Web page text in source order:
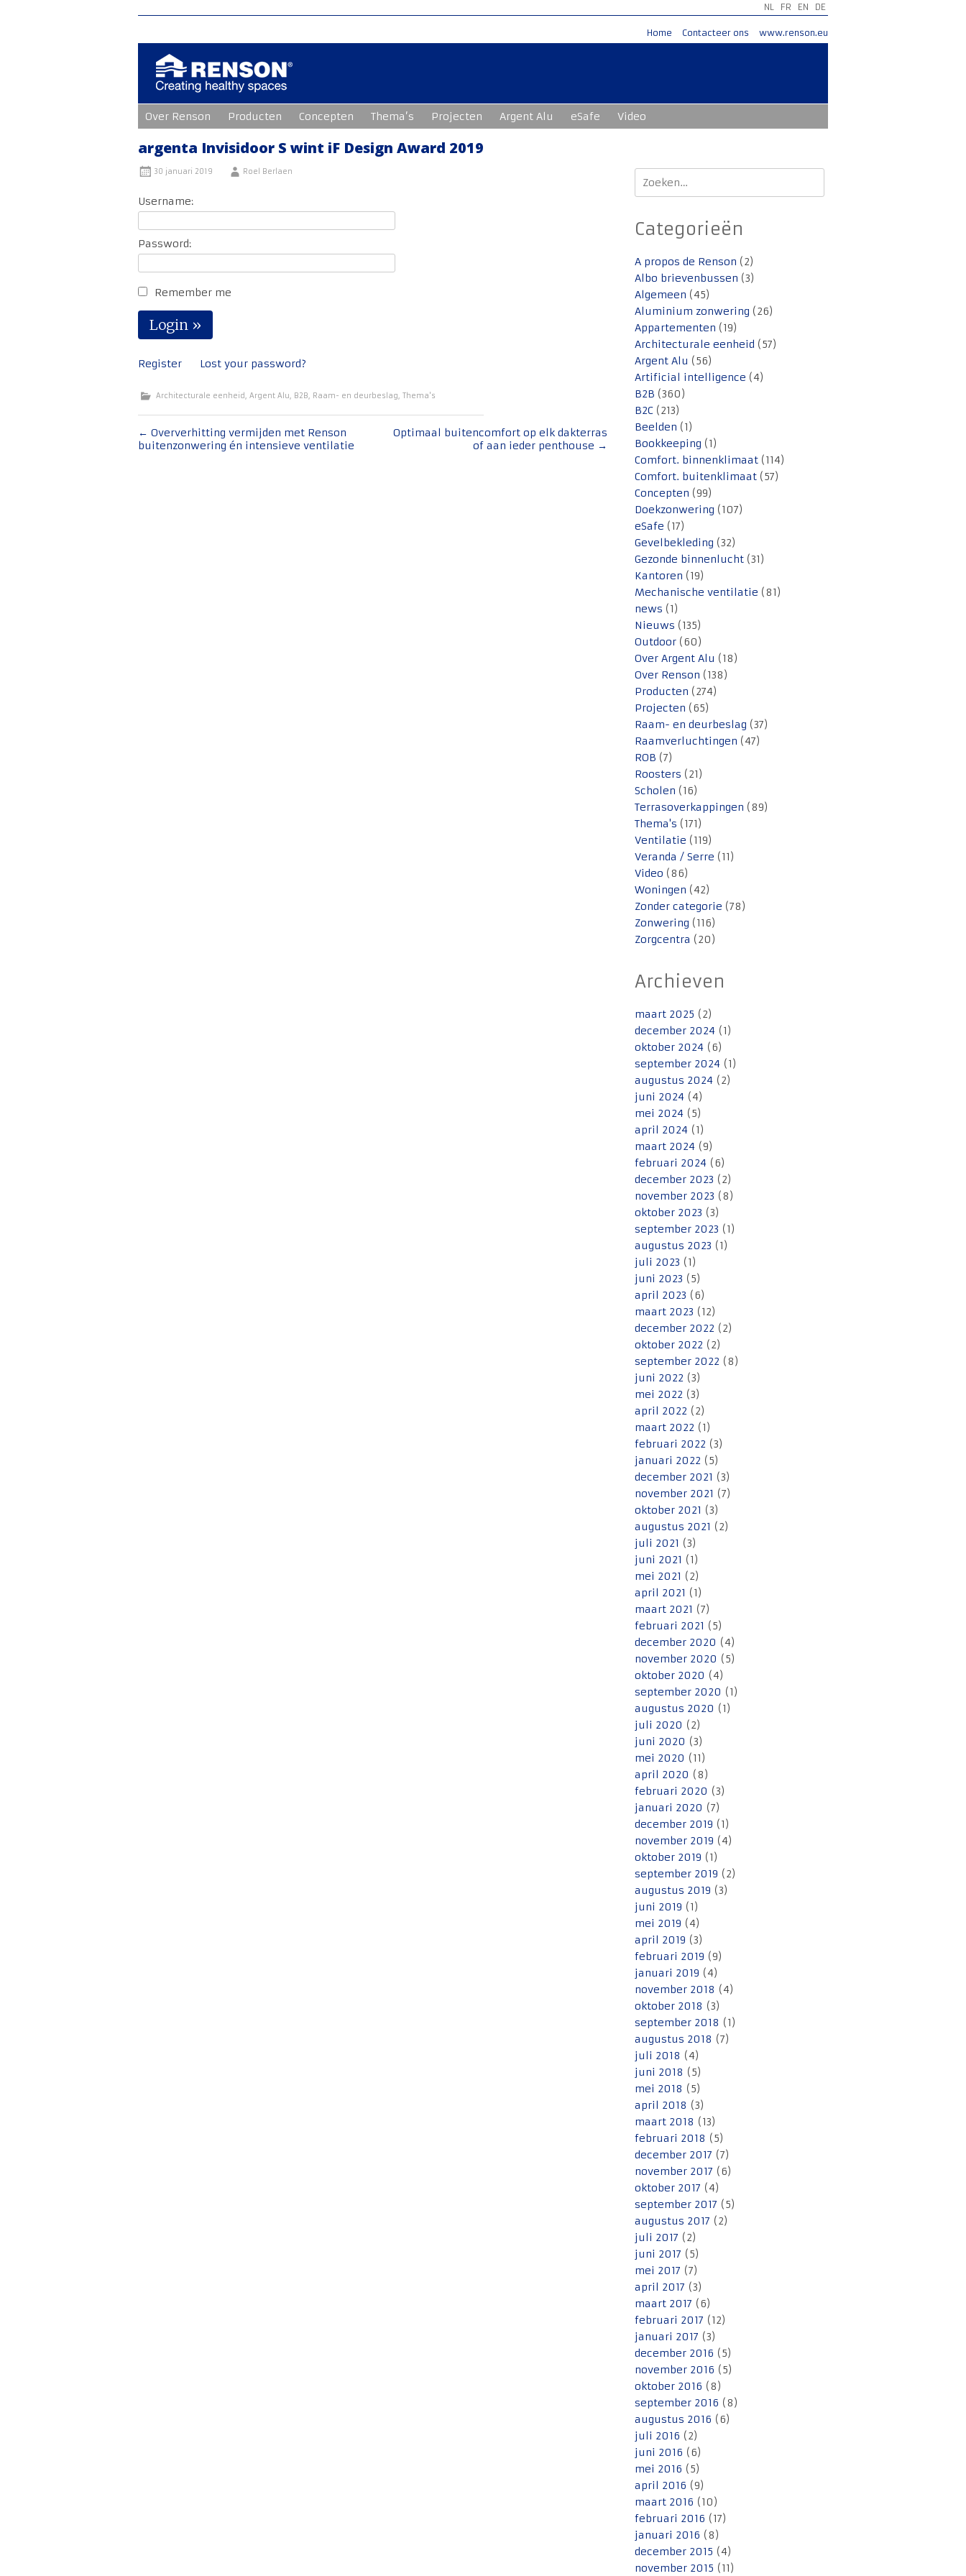
NL FR EN DE
Home Contacteer ons www.renson.eu
naar
de
inhoud
Over Renson Producten Concepten Thema’s Projecten Argent Alu eSafe Video
argenta Invisidoor S wint iF Design Award 2019
30 januari 2019 Roel Berlaen
Username:
Password:
Remember me
Register Lost your password?
Architecturale eenheid, Argent Alu, B2B, Raam- en deurbeslag, Thema's
Bericht
navigatie
← Oververhitting vermijden met Renson
buitenzonwering én intensieve ventilatie
Optimaal buitencomfort op elk dakterras
of aan ieder penthouse →
Zoeken
naar:
Categorieën
A propos de Renson (2)
Albo brievenbussen (3)
Algemeen (45)
Aluminium zonwering (26)
Appartementen (19)
Architecturale eenheid (57)
Argent Alu (56)
Artificial intelligence (4)
B2B (360)
B2C (213)
Beelden (1)
Bookkeeping (1)
Comfort. binnenklimaat (114)
Comfort. buitenklimaat (57)
Concepten (99)
Doekzonwering (107)
eSafe (17)
Gevelbekleding (32)
Gezonde binnenlucht (31)
Kantoren (19)
Mechanische ventilatie (81)
news (1)
Nieuws (135)
Outdoor (60)
Over Argent Alu (18)
Over Renson (138)
Producten (274)
Projecten (65)
Raam- en deurbeslag (37)
Raamverluchtingen (47)
ROB (7)
Roosters (21)
Scholen (16)
Terrasoverkappingen (89)
Thema's (171)
Ventilatie (119)
Veranda / Serre (11)
Video (86)
Woningen (42)
Zonder categorie (78)
Zonwering (116)
Zorgcentra (20)
Archieven
maart 2025 (2)
december 2024 (1)
oktober 2024 (6)
september 2024 (1)
augustus 2024 (2)
juni 2024 (4)
mei 2024 (5)
april 2024 (1)
maart 2024 (9)
februari 2024 (6)
december 2023 (2)
november 2023 (8)
oktober 2023 (3)
september 2023 (1)
augustus 2023 (1)
juli 2023 (1)
juni 2023 (5)
april 2023 (6)
maart 2023 (12)
december 2022 (2)
oktober 2022 (2)
september 2022 (8)
juni 2022 (3)
mei 2022 (3)
april 2022 (2)
maart 2022 (1)
februari 2022 (3)
januari 2022 (5)
december 2021 (3)
november 2021 (7)
oktober 2021 (3)
augustus 2021 (2)
juli 2021 (3)
juni 2021 (1)
mei 2021 (2)
april 2021 (1)
maart 2021 (7)
februari 2021 (5)
december 2020 (4)
november 2020 (5)
oktober 2020 (4)
september 2020 (1)
augustus 2020 (1)
juli 2020 (2)
juni 2020 (3)
mei 2020 (11)
april 2020 (8)
februari 2020 (3)
januari 2020 (7)
december 2019 (1)
november 2019 (4)
oktober 2019 (1)
september 2019 (2)
augustus 2019 (3)
juni 2019 (1)
mei 2019 (4)
april 2019 (3)
februari 2019 (9)
januari 2019 (4)
november 2018 (4)
oktober 2018 (3)
september 2018 (1)
augustus 2018 (7)
juli 2018 (4)
juni 2018 (5)
mei 2018 (5)
april 2018 (3)
maart 2018 (13)
februari 2018 (5)
december 2017 (7)
november 2017 (6)
oktober 2017 (4)
september 2017 (5)
augustus 2017 (2)
juli 2017 (2)
juni 2017 (5)
mei 2017 (7)
april 2017 (3)
maart 2017 (6)
februari 2017 (12)
januari 2017 (3)
december 2016 (5)
november 2016 (5)
oktober 2016 (8)
september 2016 (8)
augustus 2016 (6)
juli 2016 (2)
juni 2016 (6)
mei 2016 (5)
april 2016 (9)
maart 2016 (10)
februari 2016 (17)
januari 2016 (8)
december 2015 (4)
november 2015 (11)